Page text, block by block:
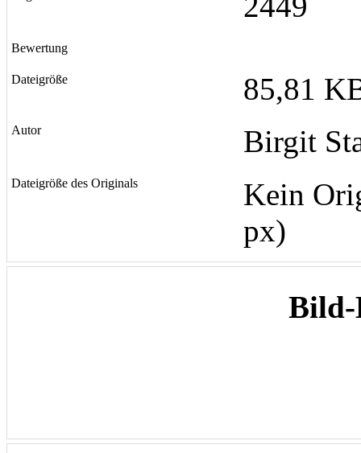
Bewertung
Dateigröße 85,81
Autor Birgit
Dateigröße des Originals
Kein
px)
Bild-